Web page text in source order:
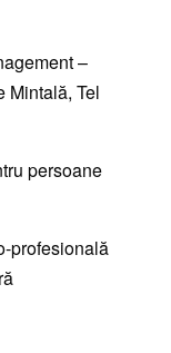
–
Mintală, Tel
persoane
profesională